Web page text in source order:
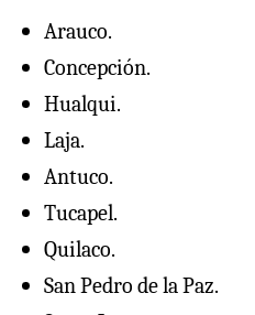
Arauco.
Concepción.
Hualqui.
Laja.
Antuco.
Tucapel.
Quilaco.
San Pedro de la Paz.